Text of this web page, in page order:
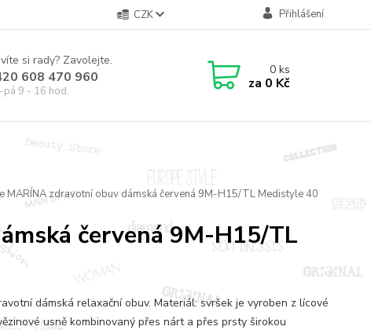
CZK Přihlášení
si rady? Zavolejte.
608 470 960
pá 9 - 16 hod.
0ks
za 0 Kč
MARÍNA zdravotní obuv dámská červená 9M-H15/TL Medistyle 40
červená 9M-H15/TL
dámská relaxační obuv. Materiál: svršek je vyroben z lícové
usně kombinovaný přes nárt a přes prsty širokou